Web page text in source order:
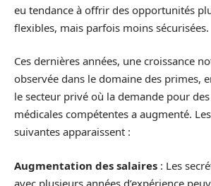
eu tendance à offrir des opportunités
flexibles, mais parfois moins sécurisées.
Ces dernières années, une croissance
observée dans le domaine des primes,
le secteur privé où la demande pour
médicales compétentes a augmenté.
suivantes apparaissent :
Augmentation des salaires : Les
avec plusieurs années d’expérience